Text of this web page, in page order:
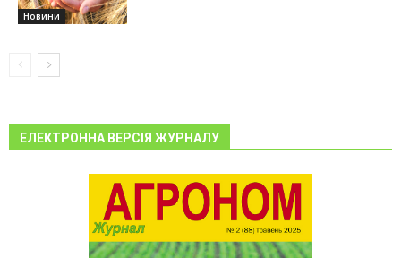
Новини
ЕЛЕКТРОННА ВЕРСІЯ ЖУРНАЛУ